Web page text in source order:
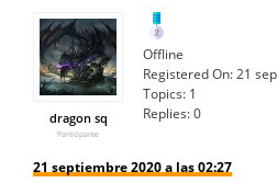
dragon sq
Participante
Offline
Registered On:21
Topics: 1
Replies:0
21 septiembre 2020 a las 02:27